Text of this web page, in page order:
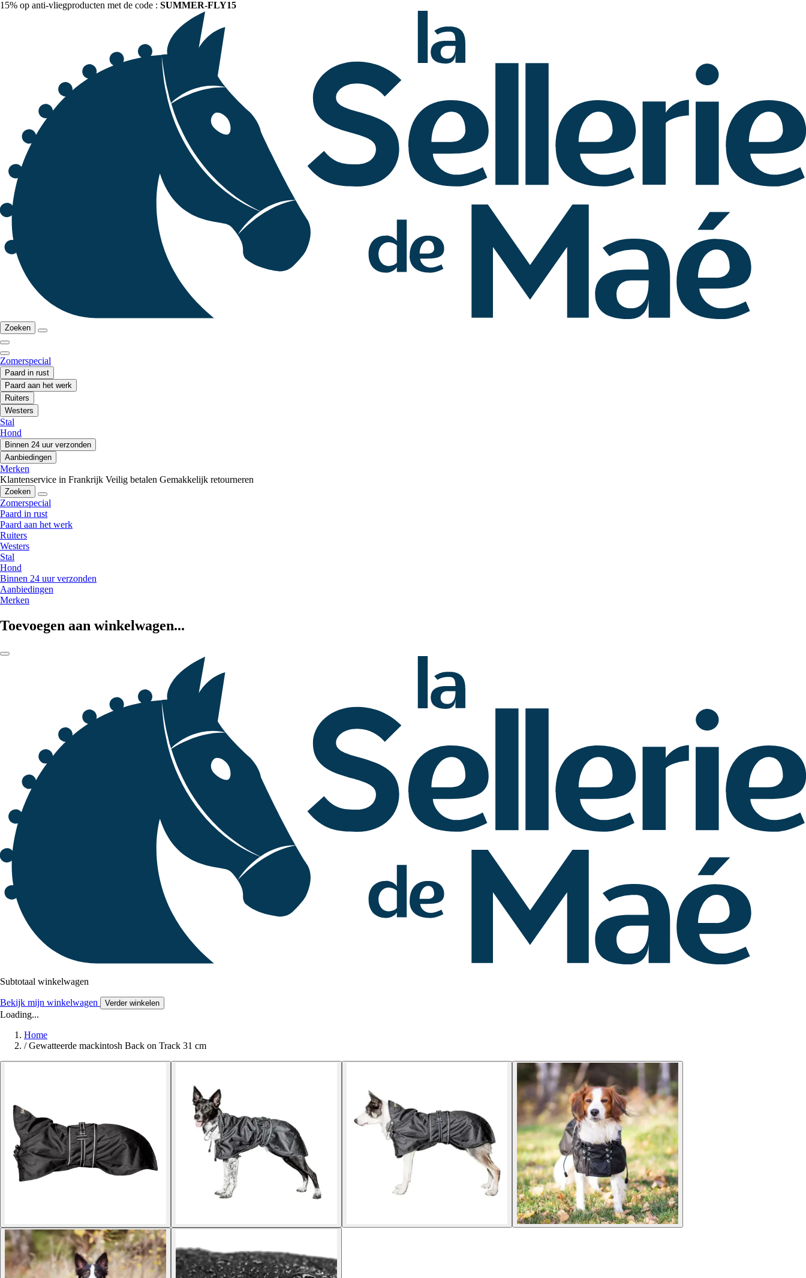
15% op anti-vliegproducten met de code : SUMMER-FLY15
Zoeken
Zomerspecial
Paard in rust
Paard aan het werk
Ruiters
Westers
Stal
Hond
Binnen 24 uur verzonden
Aanbiedingen
Merken
Klantenservice in Frankrijk Veilig betalen Gemakkelijk retourneren
Zoeken
Zomerspecial
Paard in rust
Paard aan het werk
Ruiters
Westers
Stal
Hond
Binnen 24 uur verzonden
Aanbiedingen
Merken
Toevoegen aan winkelwagen...
Subtotaal winkelwagen
Bekijk mijn winkelwagen Verder winkelen
Loading...
Home
/ Gewatteerde mackintosh Back on Track 31 cm